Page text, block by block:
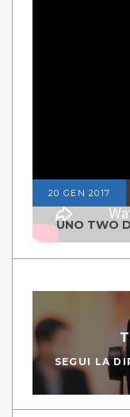
20 GEN 2017
SEGUI LA